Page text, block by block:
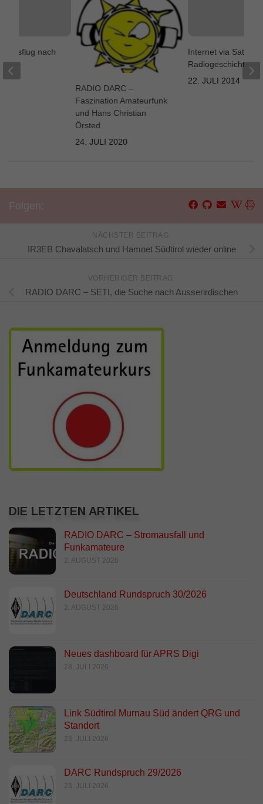
RADIO DARC –
Faszination Amateurfunk
und Hans Christian
Örsted
24. JULI 2020
Internet via Satellit,
Radiogeschichte!
22. JULI 2014
Ausflug nach
NÄCHSTER BEITRAG
IR3EB Chavalatsch und Hamnet Südtirol wieder online
VORHERIGER BEITRAG
RADIO DARC – SETI, die Suche nach Ausserirdischen
DIE LETZTEN ARTIKEL
RADIO DARC – Stromausfall und
Funkamateure
2. AUGUST 2026
Deutschland Rundspruch 30/2026
2. AUGUST 2026
Neues dashboard für APRS Digi
28. JULI 2026
Link Südtirol Murnau Süd ändert QRG und
Standort
23. JULI 2026
DARC Rundspruch 29/2026
23. JULI 2026